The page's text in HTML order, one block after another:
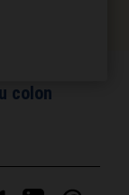
colon